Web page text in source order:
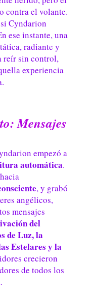
contra el volante.
Cyndarion
ese instante, una
radiante y
reír sin control,
experiencia
Mensajes
empezó a
automática.
, y grabó
angélicos,
mensajes
del
de Luz, la
Estelares y la
crecieron
de todos los